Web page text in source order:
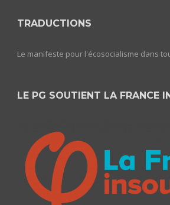
TRADUCTIONS
Le manifeste pour l'écosocialisme dans
LE PG SOUTIENT LA FRANCE